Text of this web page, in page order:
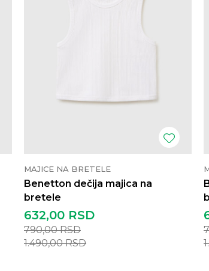
MAJICE NA BRETELE
Benetton dečija majica na
bretele
632,00 RSD
790,00RSD
1.490,00RSD